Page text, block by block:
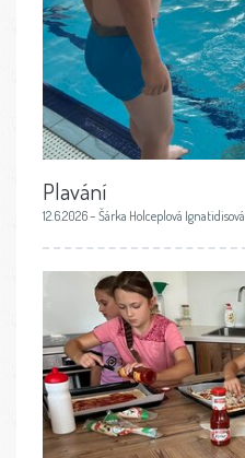
Plavání
12.6.2026 – Šárka Holceplová Ignatidisová